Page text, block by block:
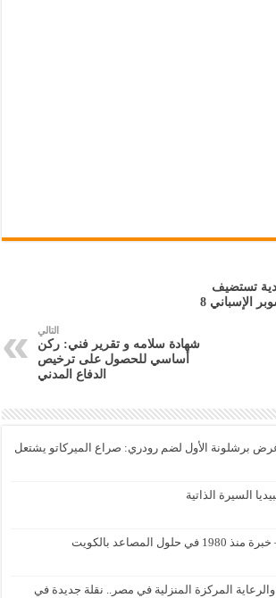
تستضيف
مباريات كأس السوبر الإسباني 8
التالي
شهادة سلامه و تقرير فني: ركن
أساسي للحصول على ترخيص
الدفاع المدني
برشلونة الأول لضم رودري: صراع الميركاتو يشتعل
السيرة الذاتية
المصاعد بالكويت
المركزة المنزلية في مصر.. نقلة جديدة في